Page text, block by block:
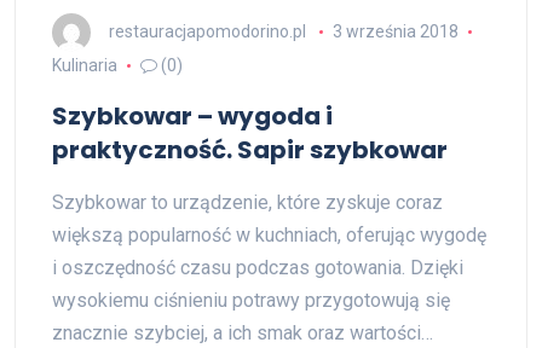
restauracjapomodorino.pl
3 września 2018
Kulinaria
(0)
Szybkowar – wygoda i
praktyczność. Sapir szybkowar
Szybkowar to urządzenie, które zyskuje coraz
większą popularność w kuchniach, oferując wygodę
i oszczędność czasu podczas gotowania. Dzięki
wysokiemu ciśnieniu potrawy przygotowują się
znacznie szybciej, a ich smak oraz wartości…